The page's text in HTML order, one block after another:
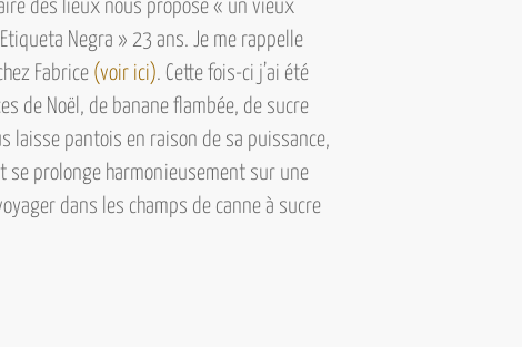
des lieux nous propose « un vieux
Negra » 23 ans. Je me rappelle
Fabrice (voir ici). Cette fois-ci j’ai été
de Noël, de banane flambée, de sucre
laisse pantois en raison de sa puissance,
se prolonge harmonieusement sur une
dans les champs de canne à sucre